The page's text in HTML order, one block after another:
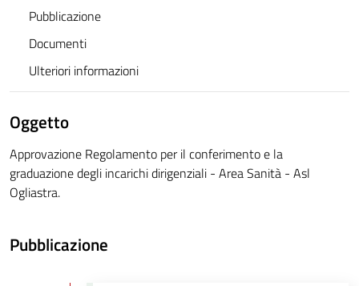
Pubblicazione
Documenti
Ulteriori informazioni
Oggetto
Approvazione Regolamento per il conferimento e la
graduazione degli incarichi dirigenziali - Area Sanità - Asl
Ogliastra.
Pubblicazione